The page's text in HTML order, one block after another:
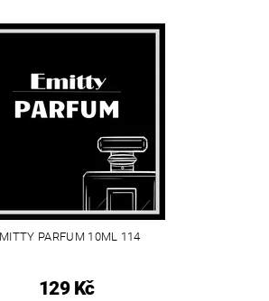
PARFUM 10ML 114
129 Kč